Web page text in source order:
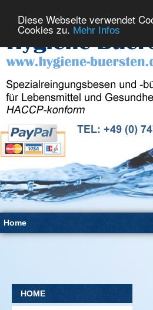
Diese Webseite verwendet
Cookies zu. Mehr Infos
Home
HOME